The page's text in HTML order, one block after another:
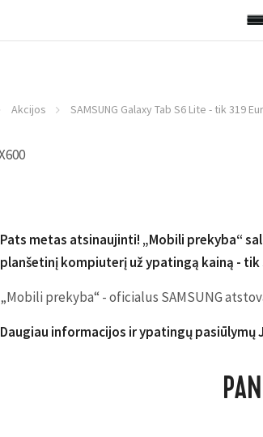
Akcijos SAMSUNG Galaxy Tab S6 Lite - tik 319 Eur
Pats metas atsinaujinti! „Mobili prekyba“
planšetinį kompiuterį už ypatingą kainą - tik
„Mobili prekyba“ - oficialus SAMSUNG
Daugiau informacijos ir ypatingų pasiūlymų